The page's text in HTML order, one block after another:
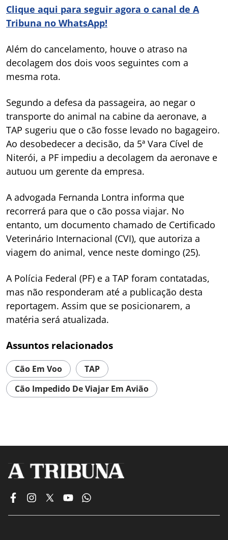
Clique aqui para seguir agora o canal de A
Tribuna no WhatsApp!
Além do cancelamento, houve o atraso na
decolagem dos dois voos seguintes com a
mesma rota.
Segundo a defesa da passageira, ao negar o
transporte do animal na cabine da aeronave, a
TAP sugeriu que o cão fosse levado no bagageiro.
Ao desobedecer a decisão, da 5ª Vara Cível de
Niterói, a PF impediu a decolagem da aeronave e
autuou um gerente da empresa.
A advogada Fernanda Lontra informa que
recorrerá para que o cão possa viajar. No
entanto, um documento chamado de Certificado
Veterinário Internacional (CVI), que autoriza a
viagem do animal, vence neste domingo (25).
A Polícia Federal (PF) e a TAP foram contatadas,
mas não responderam até a publicação desta
reportagem. Assim que se posicionarem, a
matéria será atualizada.
Assuntos relacionados
Cão Em Voo
TAP
Cão Impedido De Viajar Em Avião